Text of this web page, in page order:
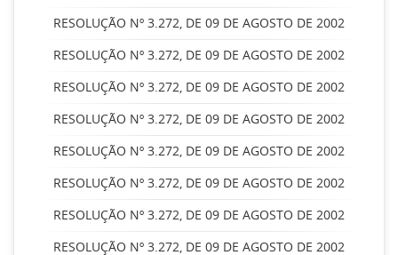
RESOLUÇÃO Nº 3.272, DE 09 DE AGOSTO DE 2002
RESOLUÇÃO Nº 3.272, DE 09 DE AGOSTO DE 2002
RESOLUÇÃO Nº 3.272, DE 09 DE AGOSTO DE 2002
RESOLUÇÃO Nº 3.272, DE 09 DE AGOSTO DE 2002
RESOLUÇÃO Nº 3.272, DE 09 DE AGOSTO DE 2002
RESOLUÇÃO Nº 3.272, DE 09 DE AGOSTO DE 2002
RESOLUÇÃO Nº 3.272, DE 09 DE AGOSTO DE 2002
RESOLUÇÃO Nº 3.272, DE 09 DE AGOSTO DE 2002